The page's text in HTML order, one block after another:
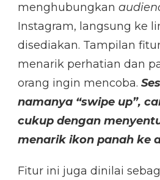
menghubungkan
Instagram, langsung ke
disediakan. Tampilan
menarik perhatian dan
orang ingin mencoba.
namanya “swipe up”,
cukup dengan
menarik ikon panah ke
Fitur ini juga dinilai